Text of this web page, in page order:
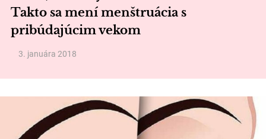
Takto sa mení menštruácia s
pribúdajúcim vekom
3. januára 2018